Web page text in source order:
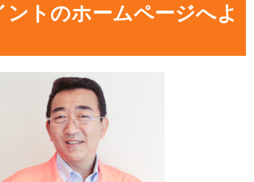
ントのホームページへよ